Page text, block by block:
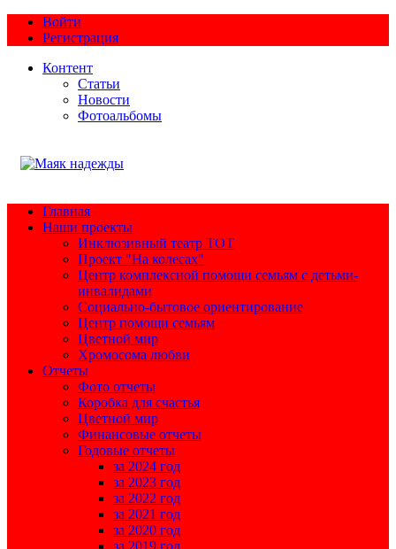
Войти
Регистрация
Контент
Статьи
Новости
Фотоальбомы
Главная
Наши проекты
Инклюзивный театр ТОТ
Проект "На колесах"
Центр комплексной помощи семьям с детьми-
инвалидами
Социально-бытовое ориентирование
Центр помощи семьям
Цветной мир
Хромосома любви
Отчеты
Фото отчеты
Коробка для счастья
Цветной мир
Финансовые отчеты
Годовые отчеты
за 2024 год
за 2023 год
за 2022 год
за 2021 год
за 2020 год
за 2019 год